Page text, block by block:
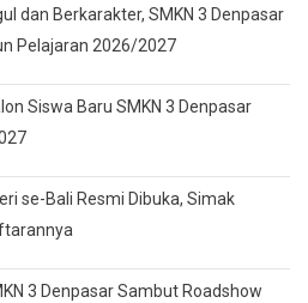
dan Berkarakter, SMKN 3 Denpasar
Pelajaran 2026/2027
Siswa Baru SMKN 3 Denpasar
se-Bali Resmi Dibuka, Simak
3 Denpasar Sambut Roadshow